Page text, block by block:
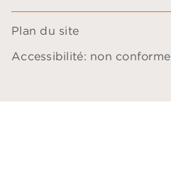
Plan du site
Accessibilité: non conforme